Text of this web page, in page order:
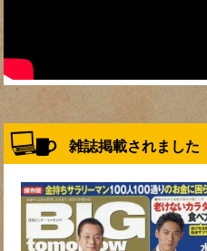
雑誌掲載されました